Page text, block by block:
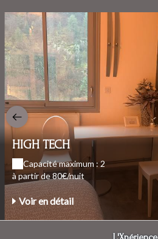
HIGH TECH
Capacité maximum : 2
à partir de 80€/nuit
Voir en détail